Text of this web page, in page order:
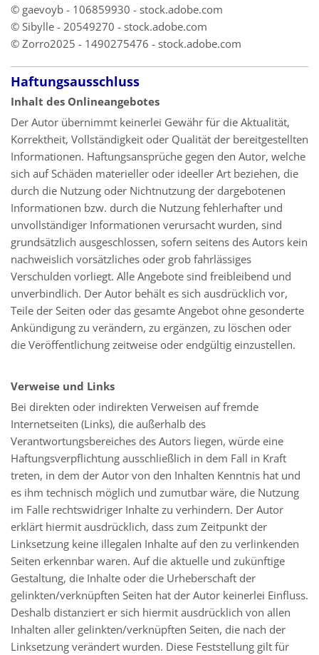
© gaevoyb - 106859930 - stock.adobe.com
© Sibylle - 20549270 - stock.adobe.com
© Zorro2025 - 1490275476 - stock.adobe.com
Haftungsausschluss
Inhalt des Onlineangebotes
Der Autor übernimmt keinerlei Gewähr für die Aktualität,
Korrektheit, Vollständigkeit oder Qualität der bereitgestellten
Informationen. Haftungsansprüche gegen den Autor, welche
sich auf Schäden materieller oder ideeller Art beziehen, die
durch die Nutzung oder Nichtnutzung der dargebotenen
Informationen bzw. durch die Nutzung fehlerhafter und
unvollständiger Informationen verursacht wurden, sind
grundsätzlich ausgeschlossen, sofern seitens des Autors kein
nachweislich vorsätzliches oder grob fahrlässiges
Verschulden vorliegt. Alle Angebote sind freibleibend und
unverbindlich. Der Autor behält es sich ausdrücklich vor,
Teile der Seiten oder das gesamte Angebot ohne gesonderte
Ankündigung zu verändern, zu ergänzen, zu löschen oder
die Veröffentlichung zeitweise oder endgültig einzustellen.
Verweise und Links
Bei direkten oder indirekten Verweisen auf fremde
Internetseiten (Links), die außerhalb des
Verantwortungsbereiches des Autors liegen, würde eine
Haftungsverpflichtung ausschließlich in dem Fall in Kraft
treten, in dem der Autor von den Inhalten Kenntnis hat und
es ihm technisch möglich und zumutbar wäre, die Nutzung
im Falle rechtswidriger Inhalte zu verhindern. Der Autor
erklärt hiermit ausdrücklich, dass zum Zeitpunkt der
Linksetzung keine illegalen Inhalte auf den zu verlinkenden
Seiten erkennbar waren. Auf die aktuelle und zukünftige
Gestaltung, die Inhalte oder die Urheberschaft der
gelinkten/verknüpften Seiten hat der Autor keinerlei Einfluss.
Deshalb distanziert er sich hiermit ausdrücklich von allen
Inhalten aller gelinkten/verknüpften Seiten, die nach der
Linksetzung verändert wurden. Diese Feststellung gilt für